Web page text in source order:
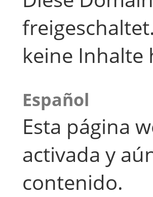
keine Inhalte
Español
Esta página
activada y
contenido.